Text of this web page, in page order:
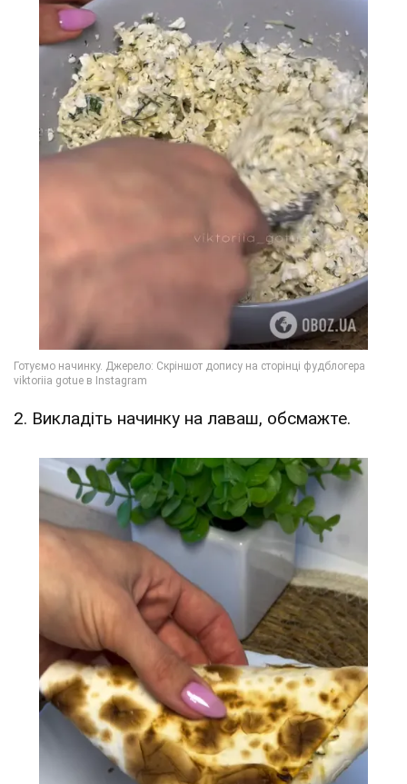
2. Викладіть начинку на лаваш, обсмажте.